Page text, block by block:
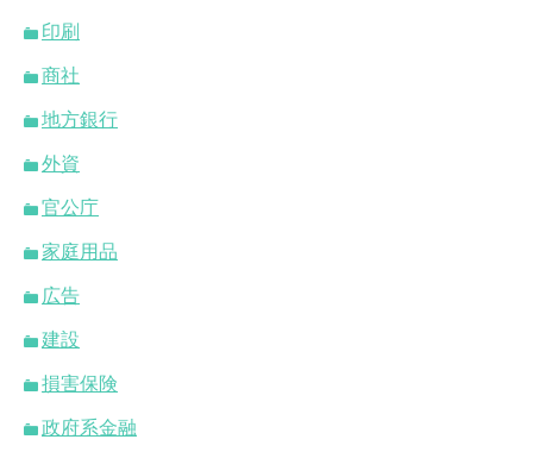
印刷
商社
地方銀行
外資
官公庁
家庭用品
広告
建設
損害保険
政府系金融